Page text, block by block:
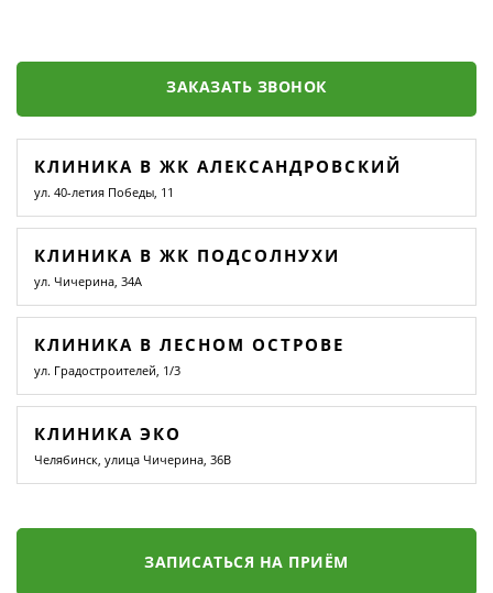
ЗАКАЗАТЬ ЗВОНОК
КЛИНИКА В ЖК АЛЕКСАНДРОВСКИЙ
ул. 40-летия Победы, 11
КЛИНИКА В ЖК ПОДСОЛНУХИ
ул. Чичерина, 34А
КЛИНИКА В ЛЕСНОМ ОСТРОВЕ
ул. Градостроителей, 1/3
КЛИНИКА ЭКО
Челябинск, улица Чичерина, 36В
ЗАПИСАТЬСЯ НА ПРИЁМ